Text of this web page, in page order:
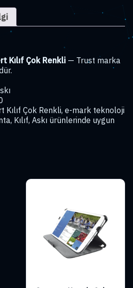
Kılıf Çok Renkli — Trust marka
Kılıf Çok Renkli, e-mark teknoloji
Kılıf, Askı ürünlerinde uygun